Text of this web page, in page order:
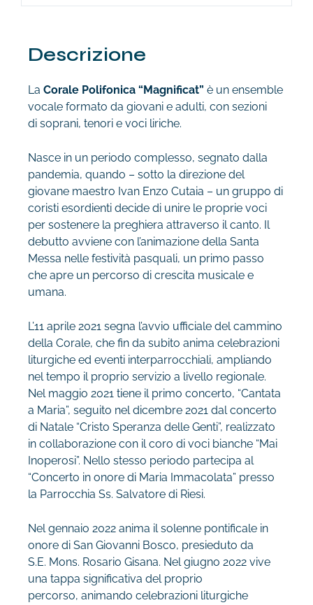
Descrizione
La Corale Polifonica “Magnificat” è un ensemble
vocale formato da giovani e adulti, con sezioni
di soprani, tenori e voci liriche.
Nasce in un periodo complesso, segnato dalla
pandemia, quando – sotto la direzione del
giovane maestro Ivan Enzo Cutaia – un gruppo di
coristi esordienti decide di unire le proprie voci
per sostenere la preghiera attraverso il canto. Il
debutto avviene con l’animazione della Santa
Messa nelle festività pasquali, un primo passo
che apre un percorso di crescita musicale e
umana.
L’11 aprile 2021 segna l’avvio ufficiale del cammino
della Corale, che fin da subito anima celebrazioni
liturgiche ed eventi interparrocchiali, ampliando
nel tempo il proprio servizio a livello regionale.
Nel maggio 2021 tiene il primo concerto, “Cantata
a Maria”, seguito nel dicembre 2021 dal concerto
di Natale “Cristo Speranza delle Genti”, realizzato
in collaborazione con il coro di voci bianche “Mai
Inoperosi”. Nello stesso periodo partecipa al
“Concerto in onore di Maria Immacolata” presso
la Parrocchia Ss. Salvatore di Riesi.
Nel gennaio 2022 anima il solenne pontificale in
onore di San Giovanni Bosco, presieduto da
S.E. Mons. Rosario Gisana. Nel giugno 2022 vive
una tappa significativa del proprio
percorso, animando celebrazioni liturgiche